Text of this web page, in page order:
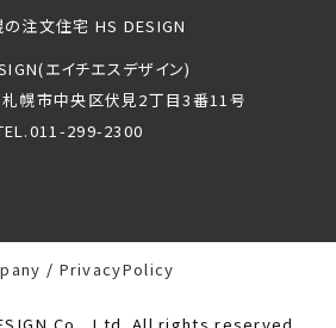
エイチエスデザイン)
幌市中央区伏見2丁目3番11号
299-2300
PrivacyPolicy